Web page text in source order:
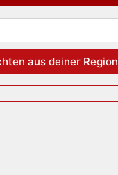
aus deiner Region